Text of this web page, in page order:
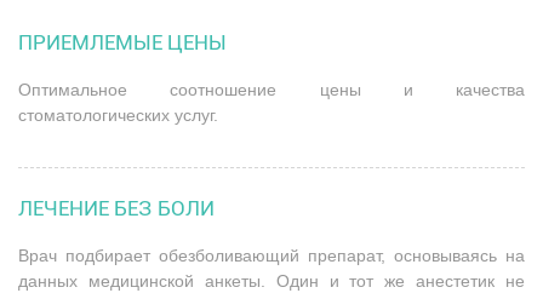
ПРИЕМЛЕМЫЕ ЦЕНЫ
Оптимальное соотношение цены и качества
стоматологических услуг.
ЛЕЧЕНИЕ БЕЗ БОЛИ
Врач подбирает обезболивающий препарат, основываясь на
данных медицинской анкеты. Один и тот же анестетик не